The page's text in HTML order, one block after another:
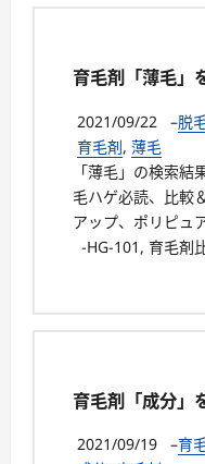
育毛剤「薄毛」
2021/09/22 –脱
育毛剤, 薄毛
「薄毛」の検索
毛ハゲ必読、比較
アップ、ポリピュ
-HG-101, 育毛剤
育毛剤「成分」
2021/09/19 –育